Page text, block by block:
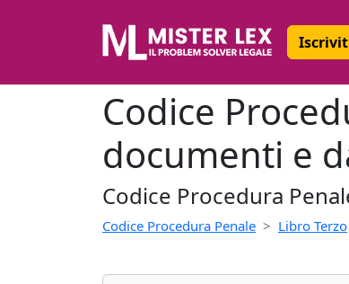
Codice
documenti e
Codice Procedura
Codice Procedura Penale Libro Terzo